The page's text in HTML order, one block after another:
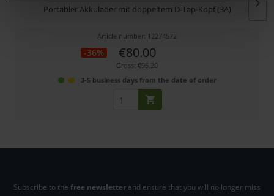
Portabler Akkulader mit doppeltem D-Tap-Kopf (3A)
Article number: 12274572
-36% €80.00
Gross: €95.20
3-5 business days from the date of order
Subscribe to the free newsletter and ensure that you will no longer miss